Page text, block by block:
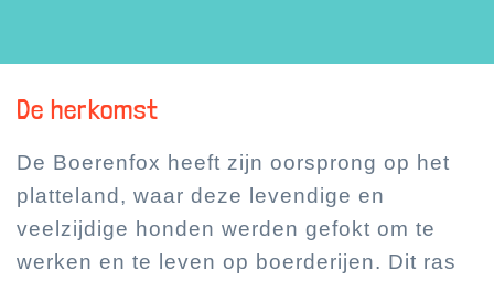
De herkomst
De Boerenfox heeft zijn oorsprong op het
platteland, waar deze levendige en
veelzijdige honden werden gefokt om te
werken en te leven op boerderijen. Dit ras